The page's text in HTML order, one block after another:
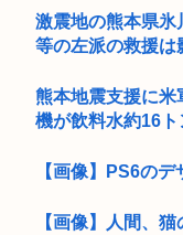
激震地の熊本県氷
等の左派の救援は
熊本地震支援に米
機が飲料水約16ト
【画像】PS6の
【画像】人間、